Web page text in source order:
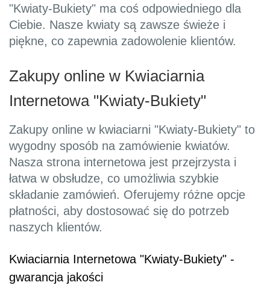
"Kwiaty-Bukiety" ma coś odpowiedniego dla
Ciebie. Nasze kwiaty są zawsze świeże i
piękne, co zapewnia zadowolenie klientów.
Zakupy online w Kwiaciarnia
Internetowa "Kwiaty-Bukiety"
Zakupy online w kwiaciarni "Kwiaty-Bukiety" to
wygodny sposób na zamówienie kwiatów.
Nasza strona internetowa jest przejrzysta i
łatwa w obsłudze, co umożliwia szybkie
składanie zamówień. Oferujemy różne opcje
płatności, aby dostosować się do potrzeb
naszych klientów.
Kwiaciarnia Internetowa "Kwiaty-Bukiety" -
gwarancja jakości